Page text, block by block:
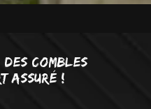
Des Combles
Assuré !